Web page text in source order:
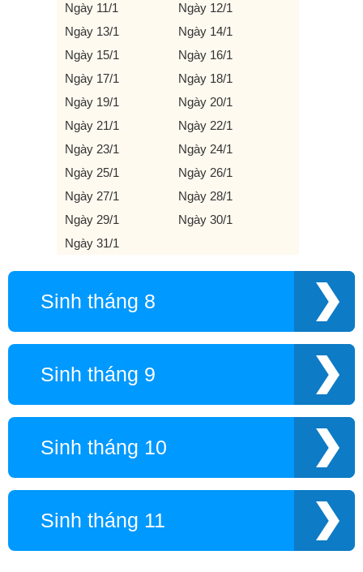
Ngày 11/1
Ngày 12/1
Ngày 13/1
Ngày 14/1
Ngày 15/1
Ngày 16/1
Ngày 17/1
Ngày 18/1
Ngày 19/1
Ngày 20/1
Ngày 21/1
Ngày 22/1
Ngày 23/1
Ngày 24/1
Ngày 25/1
Ngày 26/1
Ngày 27/1
Ngày 28/1
Ngày 29/1
Ngày 30/1
Ngày 31/1
Sinh tháng 8
Sinh tháng 9
Sinh tháng 10
Sinh tháng 11